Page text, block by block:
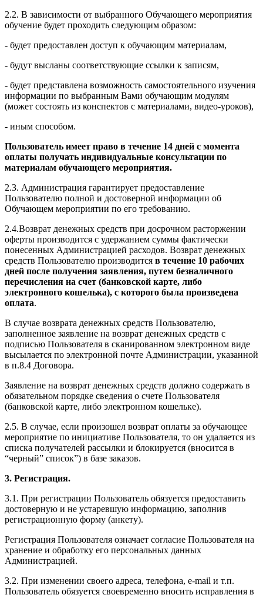
2.2. В зависимости от выбранного Обучающего мероприятия
обучение будет проходить следующим образом:
- будет предоставлен доступ к обучающим материалам,
- будут высланы соответствующие ссылки к записям,
- будет представлена возможность самостоятельного изучения
информации по выбранным Вами обучающим модулям
(может состоять из конспектов с материалами, видео-уроков),
- иным способом.
Пользователь имеет право в течение 14 дней с момента
оплаты получать индивидуальные консультации по
материалам обучающего мероприятия.
2.3. Администрация гарантирует предоставление
Пользователю полной и достоверной информации об
Обучающем мероприятии по его требованию.
2.4.Возврат денежных средств при досрочном расторжении
оферты производится с удержанием суммы фактически
понесенных Администрацией расходов. Возврат денежных
средств Пользователю производится в течение 10 рабочих
дней после получения заявления, путем безналичного
перечисления на счет (банковской карте, либо
электронного кошелька), с которого была произведена
оплата.
В случае возврата денежных средств Пользователю,
заполненное заявление на возврат денежных средств с
подписью Пользователя в сканированном электронном виде
высылается по электронной почте Администрации, указанной
в п.8.4 Договора.
Заявление на возврат денежных средств должно содержать в
обязательном порядке сведения о счете Пользователя
(банковской карте, либо электронном кошельке).
2.5. В случае, если произошел возврат оплаты за обучающее
мероприятие по инициативе Пользователя, то он удаляется из
списка получателей рассылки и блокируется (вносится в
“черный” список”) в базе заказов.
3. Регистрация.
3.1. При регистрации Пользователь обязуется предоставить
достоверную и не устаревшую информацию, заполнив
регистрационную форму (анкету).
Регистрация Пользователя означает согласие Пользователя на
хранение и обработку его персональных данных
Администрацией.
3.2. При изменении своего адреса, телефона, e-mail и т.п.
Пользователь обязуется своевременно вносить исправления в